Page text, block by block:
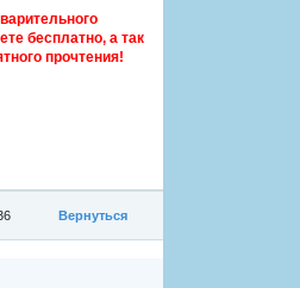
бесплатно, а так
прочтения!
Вернуться